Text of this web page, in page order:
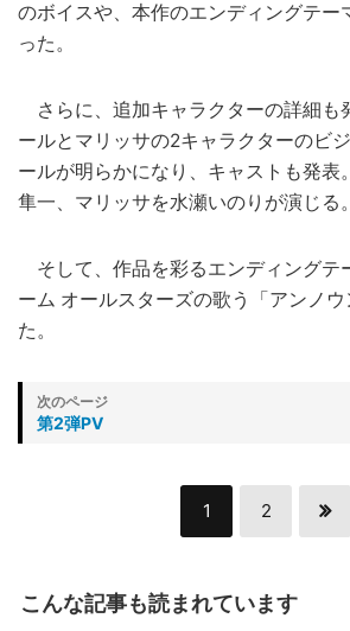
のボイスや、本作のエンディングテー
った。
さらに、追加キャラクターの詳細も
ールとマリッサの2キャラクターのビ
ールが明らかになり、キャストも発表
隼一、マリッサを水瀬いのりが演じる。
そして、作品を彩るエンディングテ
ーム オールスターズの歌う「アンノ
た。
第2弾PV
1 2
こんな記事も読まれています